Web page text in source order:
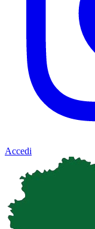
Accedi